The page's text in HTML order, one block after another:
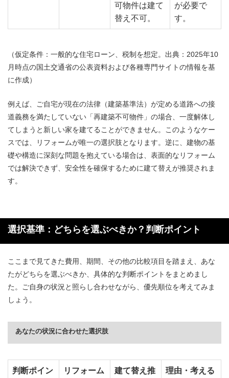
可物件は建て
替え不可。
が必要で
す。
（仮定条件：一般的な住宅ローン、税制を想定。出典：2025年10
月時点の国土交通省の公表資料および各種専門サイトの情報を基
に作成）
例えば、ご自宅が現在の法律（建築基準法）が定める道路への接
道義務を満たしていない「再建築不可物件」の場合、一度解体し
てしまうと新しい家を建てることができません。このようなケー
スでは、リフォームが唯一の選択肢となります。逆に、建物の基
礎や構造に深刻な問題を抱えている場合は、表面的なリフォーム
では解決できず、安全性を確保するために建て替えが推奨されま
す。
選択基準：どちらを選ぶべきか？判断ポイント
ここまで見てきた費用、期間、その他の比較項目を踏まえ、あな
たがどちらを選ぶべきか、具体的な判断ポイントをまとめまし
た。ご自身の状況と照らし合わせながら、優先順位を考えてみま
しょう。
あなたの状況に合わせた選択肢
判断ポイン
リフォーム
建て替え推
理由・考える